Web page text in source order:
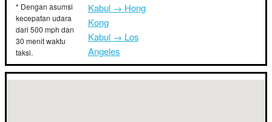
* Dengan asumsi
kecepatan udara
dari 500 mph dan
30 menit waktu
taksi.
Kabul → Hong
Kong
Kabul → Los
Angeles